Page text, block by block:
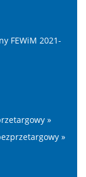
FEWiM 2021-
»
»